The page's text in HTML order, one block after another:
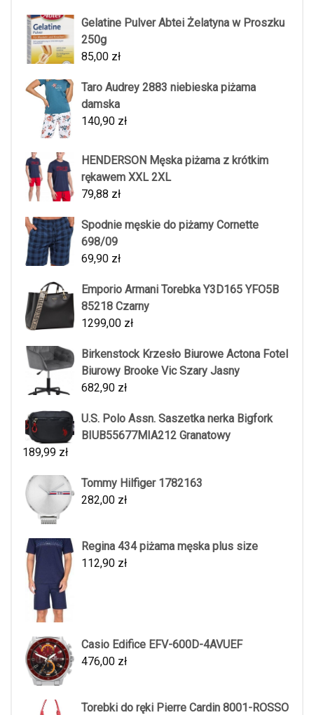
Gelatine Pulver Abtei Żelatyna w Proszku
250g
85,00 zł
Taro Audrey 2883 niebieska piżama
damska
140,90 zł
HENDERSON Męska piżama z krótkim
rękawem XXL 2XL
79,88 zł
Spodnie męskie do piżamy Cornette
698/09
69,90 zł
Emporio Armani Torebka Y3D165 YFO5B
85218 Czarny
1299,00 zł
Birkenstock Krzesło Biurowe Actona Fotel
Biurowy Brooke Vic Szary Jasny
682,90 zł
U.S. Polo Assn. Saszetka nerka Bigfork
BIUB55677MIA212 Granatowy
189,99 zł
Tommy Hilfiger 1782163
282,00 zł
Regina 434 piżama męska plus size
112,90 zł
Casio Edifice EFV-600D-4AVUEF
476,00 zł
Torebki do ręki Pierre Cardin 8001-ROSSO